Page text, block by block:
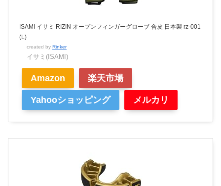
ISAMI イサミ RIZIN オープンフィンガーグローブ 合皮 日本製 rz-001
(L)
created by Rinker
イサミ(ISAMI)
Amazon 楽天市場
Yahooショッピング メルカリ